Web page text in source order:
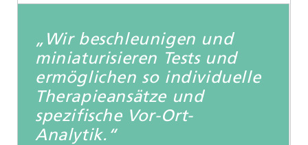
„Wir beschleunigen und
miniaturisieren Tests und
ermöglichen so individuelle
Therapieansätze und
spezifische Vor-Ort-
Analytik.“